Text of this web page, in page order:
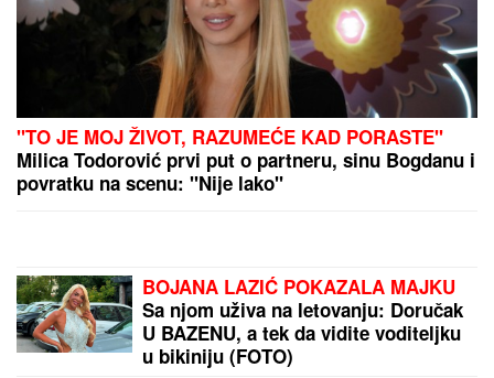
"ASMIN ŠALJE LJUDE, STANIJA ĆE DA IZGUBI
VIZU"Uroš Stanić o ulasku u Elitu 10, pretnjama i
tužbama: "Zaradiću 200.000 evra, idem u američku
Pevačica (36) završila DOKTORSKE
STUDIJE i najobrazovanija je na
estradi, a sad sa mužem i sinom